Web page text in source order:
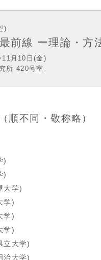
)
前線 ー理論・方
月10日(金)
所 420号室
順不同・敬称略）
)
)
大学)
学)
学)
学)
立大学)
治大学)